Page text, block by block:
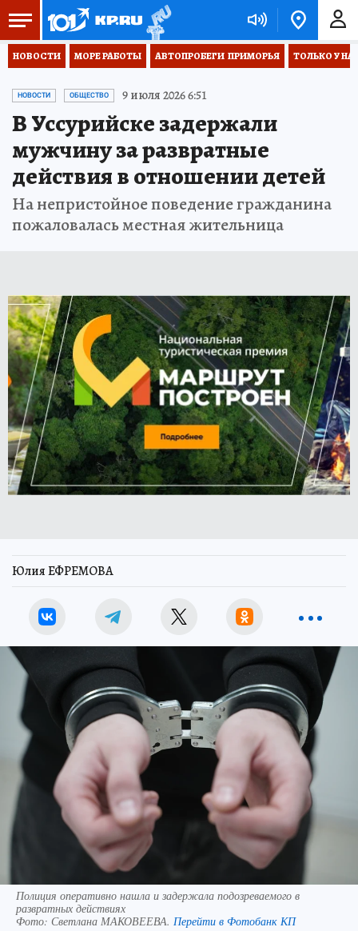
НОВОСТИ МОРЕ РАБОТЫ АВТОПРОБЕГИ  ПРИМОРЬЯ ТОЛЬКО У
НОВОСТИ ОБЩЕСТВО 9 июля 2026 6:51
В Уссурийске задержали
мужчину за развратные
действия в отношении детей
На непристойное поведение гражданина
пожаловалась местная жительница
Юлия ЕФРЕМОВА
Полиция оперативно нашла и задержала подозреваемого в
развратных действиях
Фото: Светлана МАКОВЕЕВА. Перейти в Фотобанк КП